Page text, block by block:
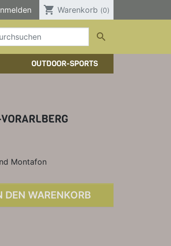
shopping_cart Warenkorb (0)

OUTDOOR-SPORTS
Montafon
DEN WARENKORB